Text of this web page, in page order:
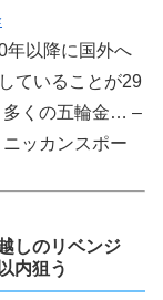
年以降に国外へ
ていることが29
多くの五輪金… –
ッカンスポー
しのリベンジ
内狙う